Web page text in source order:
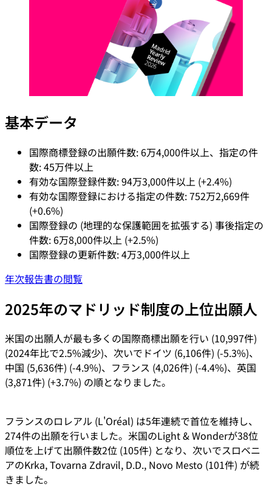
基本データ
国際商標登録の出願件数: 6万4,000件以上、指定の件
数: 45万件以上
有効な国際登録件数: 94万3,000件以上 (+2.4%)
有効な国際登録における指定の件数: 752万2,669件
(+0.6%)
国際登録の (地理的な保護範囲を拡張する) 事後指定の
件数: 6万8,000件以上 (+2.5%)
国際登録の更新件数: 4万3,000件以上
年次報告書の閲覧
2025年のマドリッド制度の上位出願人
米国の出願人が最も多くの国際商標出願を行い (10,997件)
(2024年比で2.5%減少)、次いでドイツ (6,106件) (-5.3%)、
中国 (5,636件) (-4.9%)、フランス (4,026件) (-4.4%)、英国
(3,871件) (+3.7%) の順となりました。
フランスのロレアル (L'Oréal) は5年連続で首位を維持し、
274件の出願を行いました。米国のLight & Wonderが38位
順位を上げて出願件数2位 (105件) となり、次いでスロベニ
アのKrka, Tovarna Zdravil, D.D., Novo Mesto (101件) が続
きました。